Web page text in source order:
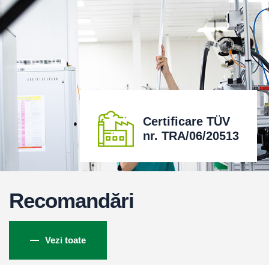
Certificare TÜV
nr. TRA/06/20513
Recomandări
Vezi toate